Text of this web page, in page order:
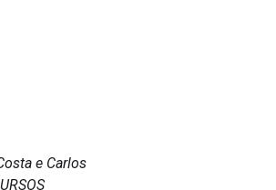
e Carlos